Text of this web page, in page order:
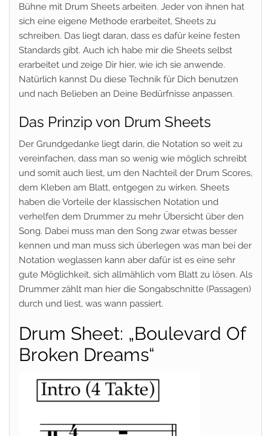
Bühne mit Drum Sheets arbeiten. Jeder von ihnen hat
sich eine eigene Methode erarbeitet, Sheets zu
schreiben. Das liegt daran, dass es dafür keine festen
Standards gibt. Auch ich habe mir die Sheets selbst
erarbeitet und zeige Dir hier, wie ich sie anwende.
Natürlich kannst Du diese Technik für Dich benutzen
und nach Belieben an Deine Bedürfnisse anpassen.
Das Prinzip von Drum Sheets
Der Grundgedanke liegt darin, die Notation so weit zu
vereinfachen, dass man so wenig wie möglich schreibt
und somit auch liest, um den Nachteil der Drum Scores,
dem Kleben am Blatt, entgegen zu wirken. Sheets
haben die Vorteile der klassischen Notation und
verhelfen dem Drummer zu mehr Übersicht über den
Song. Dabei muss man den Song zwar etwas besser
kennen und man muss sich überlegen was man bei der
Notation weglassen kann aber dafür ist es eine sehr
gute Möglichkeit, sich allmählich vom Blatt zu lösen. Als
Drummer zählt man hier die Songabschnitte (Passagen)
durch und liest, was wann passiert.
Drum Sheet: „Boulevard Of
Broken Dreams“